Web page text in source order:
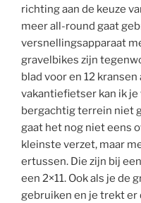
richting aan de keuze
meer all-round gaat
versnellingsapparaat
gravelbikes zijn
blad voor en 12
vakantiefietser kan ik
bergachtig terrein niet
gaat het nog niet eens
kleinste verzet, maar
ertussen. Die zijn bij
een 2×11. Ook als je de
gebruiken en je trekt er